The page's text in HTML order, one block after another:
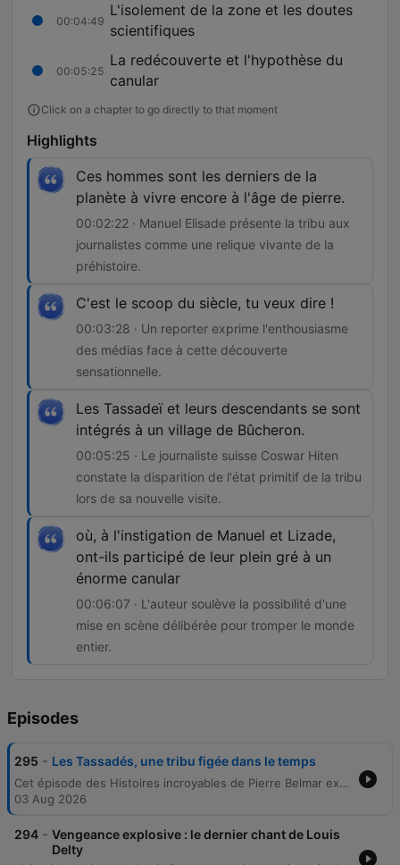
00:04:49
L'isolement de la zone et les doutes
scientifiques
00:05:25
La redécouverte et l'hypothèse du
canular
Click on a chapter to go directly to that moment
Highlights
Ces hommes sont les derniers de la
planète à vivre encore à l'âge de pierre.
00:02:22 · Manuel Elisade présente la tribu aux
journalistes comme une relique vivante de la
préhistoire.
C'est le scoop du siècle, tu veux dire !
00:03:28 · Un reporter exprime l'enthousiasme
des médias face à cette découverte
sensationnelle.
Les Tassadeï et leurs descendants se sont
intégrés à un village de Bûcheron.
00:05:25 · Le journaliste suisse Coswar Hiten
constate la disparition de l'état primitif de la tribu
lors de sa nouvelle visite.
où, à l'instigation de Manuel et Lizade,
ont-ils participé de leur plein gré à un
énorme canular
00:06:07 · L'auteur soulève la possibilité d'une
mise en scène délibérée pour tromper le monde
entier.
Episodes
295 - Les Tassadés, une tribu figée dans le temps
Cet épisode des Histoires incroyables de Pierre Belmar explore l'un des mystères les plus fascinants de l'anthropologie moderne : l'affaire des Tasaday aux Philippines. En 1972, une expédition de journalistes et de fonctionnaires prétend découvrir une tribu vivant à l'âge de pierre au cœur de la jungle de Mindanao, ignorant toute technologie depuis dix mille ans. Le récit retrace l'ascension médiatique fulgurante de ce groupe, surnommé les paléo-hippies, jusqu'à la remise en question brutale de leur existence. Entre enjeux politiques sous la loi martiale et découvertes fortuites des années 1980, l'épisode interroge la frontière entre découverte scientifique et mystification planétaire orchestrée à des fins lucratives.
03 Aug 2026
294 - Vengeance explosive : le dernier chant de Louis
Delty